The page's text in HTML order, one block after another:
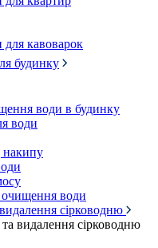
кавоварок
будинку
води в будинку
води
накипу
води
видалення сірководню
та видалення сірководню